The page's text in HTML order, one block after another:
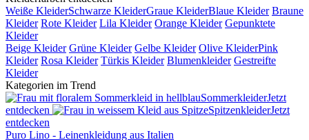
Weiße KleiderSchwarze KleiderGraue KleiderBlaue Kleider Braune
Kleider Rote Kleider Lila Kleider Orange Kleider Gepunktete
Kleider
Beige Kleider Grüne Kleider Gelbe Kleider Olive KleiderPink
Kleider Rosa Kleider Türkis Kleider Blumenkleider Gestreifte
Kleider
Kategorien im Trend
SommerkleiderJetzt
entdecken
SpitzenkleiderJetzt
entdecken
Puro Lino - Leinenkleidung aus Italien